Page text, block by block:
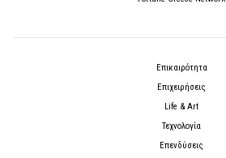
Επικαιρότητα
Επιχειρήσεις
Life & Art
Τεχνολογία
Επενδύσεις